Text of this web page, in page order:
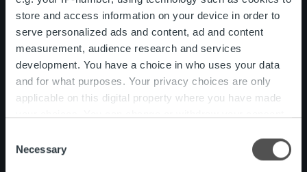
store and access information on your device in order to
serve personalized ads and content, ad and content
measurement, audience research and services
development. You have a choice in who uses your data
and for what purposes. Your privacy choices are only
applicable on this digital property where you have made
the Privacy trigger icon.
Selection
Necessary
Vastuullisuus
Kulttuurimme
Ropolla uskalletaan ajatella rohkeasti